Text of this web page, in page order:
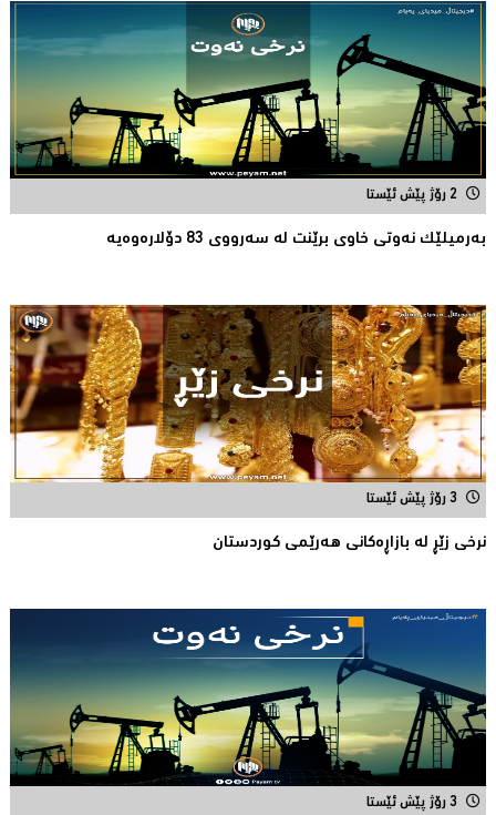
2 رۆژ پێش ئێستا
بەرمیلێک نەوتى خاوى برێنت لە سەرووى 83 دۆلارەوەیە
3 رۆژ پێش ئێستا
نرخی زێڕ له‌ بازاڕه‌كانی هه‌رێمی كوردستان
3 رۆژ پێش ئێستا